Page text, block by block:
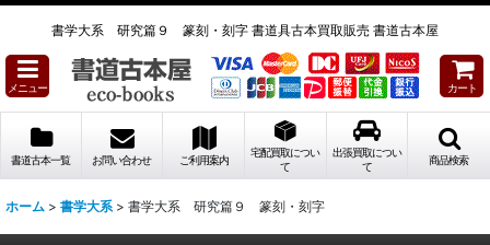
書学大系 研究篇９ 篆刻・刻字 書道具古本買取販売 書道古本屋
メニュー カート
書道古本一覧 お問い合わせ ご利用案内
宅配買取につい
て
出張買取につい
て
商品検索
ホーム > 書学大系 > 書学大系 研究篇９ 篆刻・刻字